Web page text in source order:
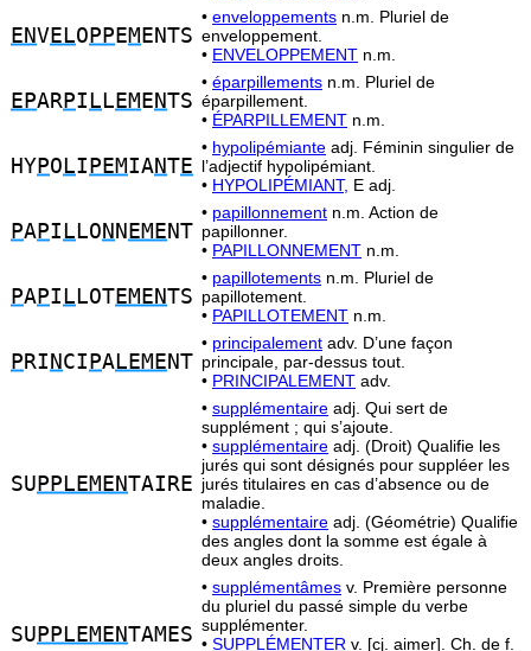
ENVELO PP EM ENTS
• enveloppements n.m. Pluriel de
enveloppement.
• ENVELOPPEMENT n.m.
EPARPI L L EM E NTS
• éparpillements n.m. Pluriel de
éparpillement.
• ÉPARPILLEMENT n.m.
HYPO LI PEMIANTE
• hypolipémiante adj. Féminin singulier de
l’adjectif hypolipémiant.
• HYPOLIPÉMIANT, E adj.
PAPI L LO N N EME NT
• papillonnement n.m. Action de
papillonner.
• PAPILLONNEMENT n.m.
PAPI L LOTEMENTS
• papillotements n.m. Pluriel de
papillotement.
• PAPILLOTEMENT n.m.
P RI N CI PALEME NT
• principalement adv. D’une façon
principale, par-dessus tout.
• PRINCIPALEMENT adv.
SU PPLEMENTAIRE
• supplémentaire adj. Qui sert de
supplément ; qui s’ajoute.
• supplémentaire adj. (Droit) Qualifie les
jurés qui sont désignés pour suppléer les
jurés titulaires en cas d’absence ou de
maladie.
• supplémentaire adj. (Géométrie) Qualifie
des angles dont la somme est égale à
deux angles droits.
SU PPLEMENTAMES
• supplémentâmes v. Première personne
du pluriel du passé simple du verbe
supplémenter.
• SUPPLÉMENTER v. [cj. aimer]. Ch. de f.